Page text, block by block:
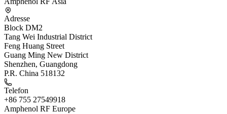
Adresse
Block DM2
Tang Wei Industrial District
Feng Huang Street
Guang Ming New District
Shenzhen, Guangdong
P.R. China 518132
Telefon
+86 755 27549918
Amphenol RF Europe